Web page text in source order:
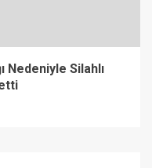
Nedeniyle Silahlı